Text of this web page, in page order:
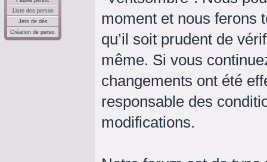
Liste des persos
Jets de dés
Création de perso.
moment et nous ferons
qu’il soit prudent de
même. Si vous
changements ont été
responsable des
modifications.